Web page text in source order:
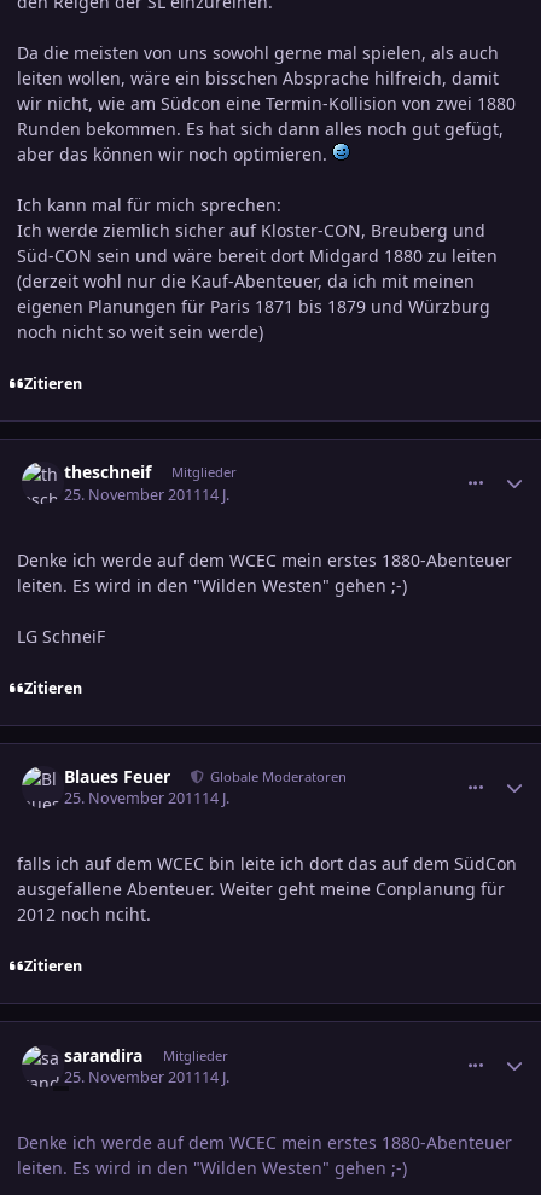
Da die meisten von uns sowohl gerne mal spielen, als auch
leiten wollen, wäre ein bisschen Absprache hilfreich, damit
wir nicht, wie am Südcon eine Termin-Kollision von zwei 1880
Runden bekommen. Es hat sich dann alles noch gut gefügt,
aber das können wir noch optimieren.
Ich kann mal für mich sprechen:
Ich werde ziemlich sicher auf Kloster-CON, Breuberg und
Süd-CON sein und wäre bereit dort Midgard 1880 zu leiten
(derzeit wohl nur die Kauf-Abenteuer, da ich mit meinen
eigenen Planungen für Paris 1871 bis 1879 und Würzburg
noch nicht so weit sein werde)
Zitieren
theschneif Mitglieder
25. November 201114 J.
Denke ich werde auf dem WCEC mein erstes 1880-Abenteuer
leiten. Es wird in den "Wilden Westen" gehen ;-)
LG SchneiF
Zitieren
Blaues Feuer Globale Moderatoren
25. November 201114 J.
falls ich auf dem WCEC bin leite ich dort das auf dem SüdCon
ausgefallene Abenteuer. Weiter geht meine Conplanung für
2012 noch nciht.
Zitieren
sarandira Mitglieder
25. November 201114 J.
Denke ich werde auf dem WCEC mein erstes 1880-Abenteuer
leiten. Es wird in den "Wilden Westen" gehen ;-)